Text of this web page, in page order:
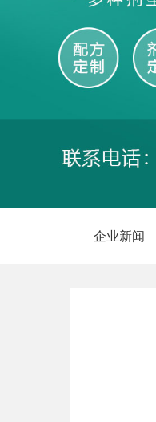
企业新闻